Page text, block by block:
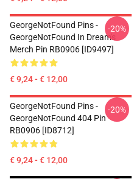
GeorgeNotFound Pins -
GeorgeNotFound In Dream's
Merch Pin RB0906 [ID9497]
€ 9,24 - € 12,00
-20%
GeorgeNotFound Pins -
GeorgeNotFound 404 Pin
RB0906 [ID8712]
€ 9,24 - € 12,00
-20%